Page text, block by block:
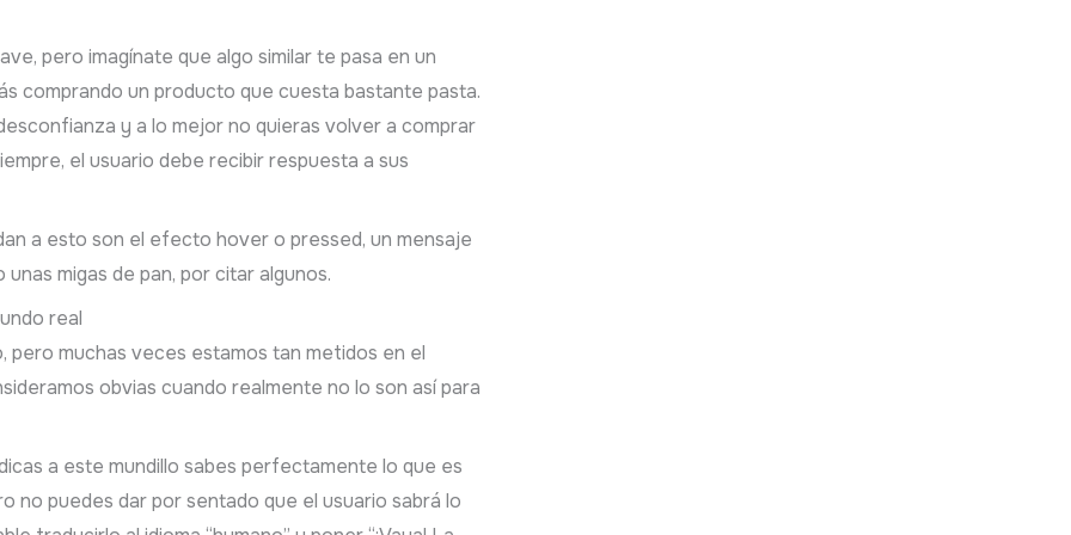
pero imagínate que algo similar te pasa en un
comprando un producto que cuesta bastante pasta.
y a lo mejor no quieras volver a comprar
el usuario debe recibir respuesta a sus
a esto son el efecto hover o pressed, un mensaje
migas de pan, por citar algunos.
real
muchas veces estamos tan metidos en el
obvias cuando realmente no lo son así para
a este mundillo sabes perfectamente lo que es
no puedes dar por sentado que el usuario sabrá lo